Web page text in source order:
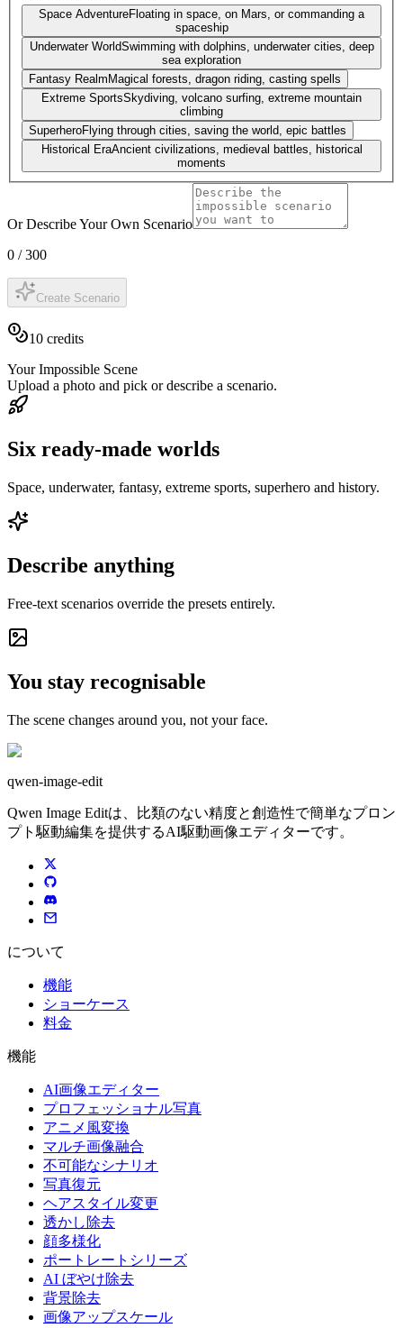
Space AdventureFloating in space, on Mars, or commanding a
spaceship
Underwater WorldSwimming with dolphins, underwater cities, deep
sea exploration
Fantasy Realm Magical forests, dragon riding, casting spells
Extreme SportsSkydiving, volcano surfing, extreme mountain
climbing
SuperheroFlying through cities, saving the world, epic battles
Historical EraAncient civilizations, medieval battles, historical
moments
Or Describe Your Own Scenario
0 /300
Create Scenario
10 credits
Your Impossible Scene
Upload a photo and pick or describe a scenario.
Six ready-made worlds
Space, underwater, fantasy, extreme sports, superhero and history.
Describe anything
Free-text scenarios override the presets entirely.
You stay recognisable
The scene changes around you, not your face.
qwen-image-edit
Qwen Image Editは、比類のない精度と創造性で簡単なプロン
プト駆動編集を提供するAI駆動画像エディターです。
について
機能
ショーケース
料金
機能
AI画像エディター
プロフェッショナル写真
アニメ風変換
マルチ画像融合
不可能なシナリオ
写真復元
ヘアスタイル変更
透かし除去
顔多様化
ポートレートシリーズ
AI ぼやけ除去
背景除去
画像アップスケール